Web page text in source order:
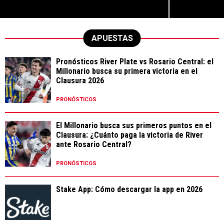
APUESTAS
Pronósticos River Plate vs Rosario Central: el
Millonario busca su primera victoria en el
Clausura 2026
PRONÓSTICOS
El Millonario busca sus primeros puntos en el
Clausura: ¿Cuánto paga la victoria de River
ante Rosario Central?
PRONÓSTICOS
Stake App: Cómo descargar la app en 2026